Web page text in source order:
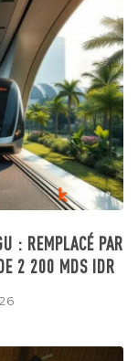
: REMPLACÉ PAR
2 200 MDS IDR